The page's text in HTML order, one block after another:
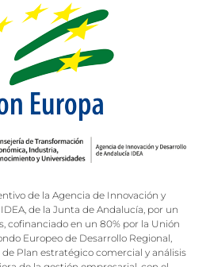
de la Agencia de Innovación y
de la Junta de Andalucía, por un
cofinanciado en un 80% por la Unión
Europeo de Desarrollo Regional,
de Plan estratégico comercial y análisis